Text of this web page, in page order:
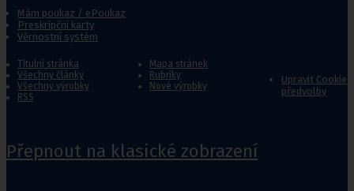
Mám poukaz / ePoukaz
Preskripční karty
Věrnostní systém
Titulní stránka
Mapa stránek
Všechny články
Rubriky
Všechny výrobky
Nové výrobky
RSS
Upravit Cookie
předvolby
Přepnout na klasické zobrazení